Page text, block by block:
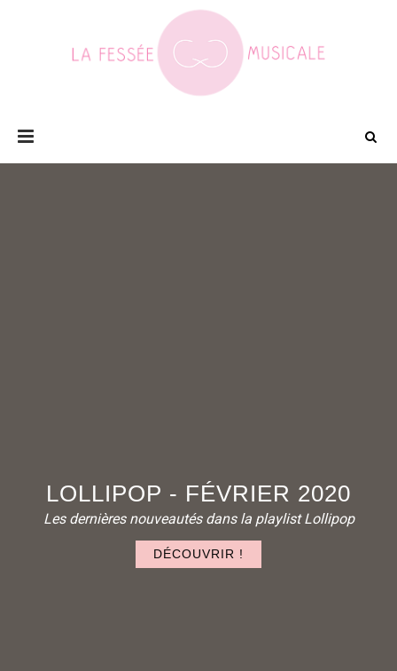
LOLLIPOP - FÉVRIER 2020
Les dernières nouveautés dans la playlist Lollipop
DÉCOUVRIR !